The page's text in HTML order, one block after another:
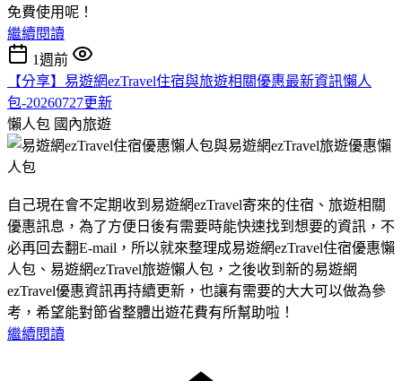
免費使用呢！
繼續閱讀
1週前
【分享】易遊網ezTravel住宿與旅遊相關優惠最新資訊懶人
包-20260727更新
懶人包 國內旅遊
自己現在會不定期收到易遊網ezTravel寄來的住宿、旅遊相關
優惠訊息，為了方便日後有需要時能快速找到想要的資訊，不
必再回去翻E-mail，所以就來整理成易遊網ezTravel住宿優惠懶
人包、易遊網ezTravel旅遊懶人包，之後收到新的易遊網
ezTravel優惠資訊再持續更新，也讓有需要的大大可以做為參
考，希望能對節省整體出遊花費有所幫助啦！
繼續閱讀